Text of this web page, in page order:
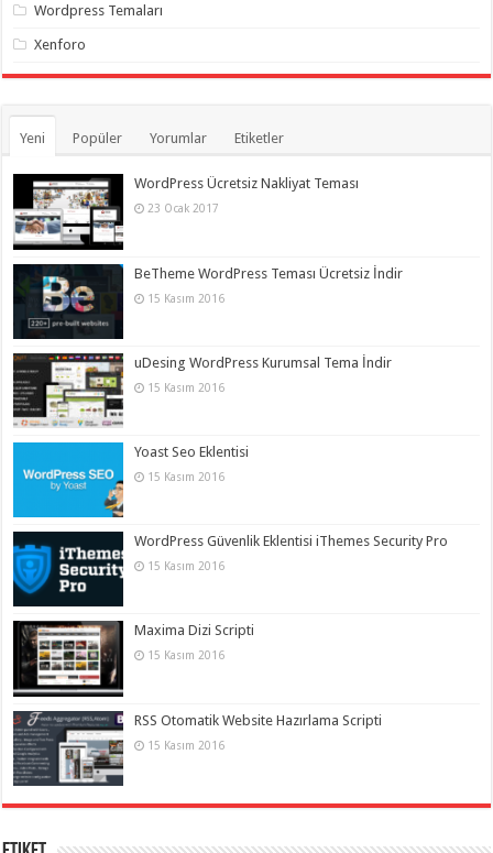
Wordpress Temaları
Xenforo
Yeni Popüler Yorumlar Etiketler
WordPress Ücretsiz Nakliyat Teması
23 Ocak 2017
BeTheme WordPress Teması Ücretsiz İndir
15 Kasım 2016
uDesing WordPress Kurumsal Tema İndir
15 Kasım 2016
Yoast Seo Eklentisi
15 Kasım 2016
WordPress Güvenlik Eklentisi iThemes Security Pro
15 Kasım 2016
Maxima Dizi Scripti
15 Kasım 2016
RSS Otomatik Website Hazırlama Scripti
15 Kasım 2016